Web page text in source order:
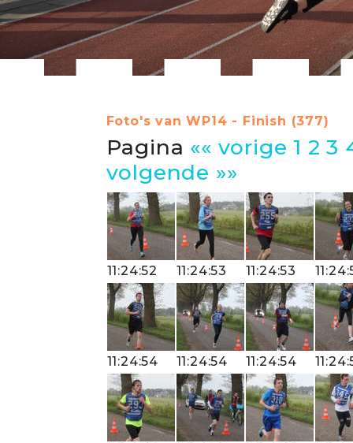
Foto's van WP14 - Finish (377)
Pagina «« vorige 1 2 3
volgende »»
11:24:52 11:24:53 11:24:53
11:24:54 11:24:54 11:24:54